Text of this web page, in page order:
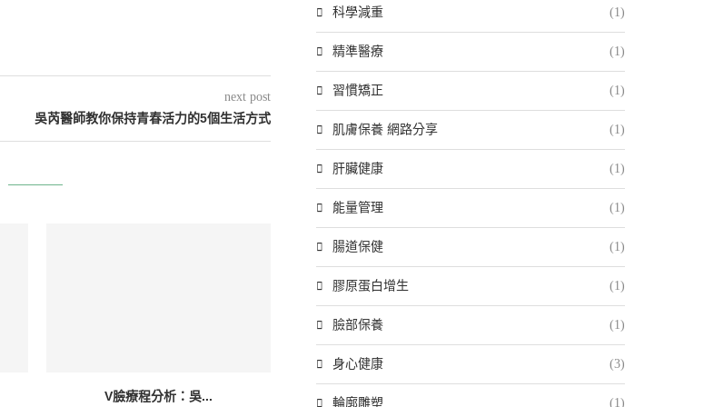
next post
吳芮醫師教你保持青春活力的5個生活方式
V臉療程分析：吳...
科學減重 (1)
精準醫療 (1)
習慣矯正 (1)
肌膚保養 網路分享 (1)
肝臟健康 (1)
能量管理 (1)
腸道保健 (1)
膠原蛋白增生 (1)
臉部保養 (1)
身心健康 (3)
輪廓雕塑 (1)